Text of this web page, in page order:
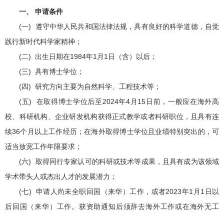
一、 申请条件
(一) 遵守中华人民共和国法律法规，具有良好的科学道德，自觉
践行新时代科学家精神；
(二) 出生日期在1984年1月1日（含）以后；
(三) 具有博士学位；
(四) 研究方向主要为自然科学、工程技术等；
(五) 在取得博士学位后至2024年4月15日前，一般应在海外高
校、科研机构、企业研发机构获得正式教学或者科研职位，且具有连
续36个月以上工作经历；在海外取得博士学位且业绩特别突出的，可
适当放宽工作年限要求；
(六) 取得同行专家认可的科研或技术等成果，且具有成为该领域
学术带头人或杰出人才的发展潜力；
(七) 申请人尚未全职回国（来华）工作，或者2023年1月1日以
后回国（来华）工作。获资助通知后须辞去海外工作或在海外无工